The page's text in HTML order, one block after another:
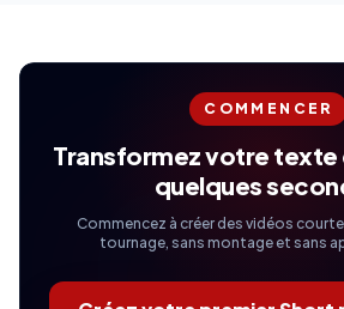
COMMENCER
Transformez votre texte
quelques
Commencez à créer des vidéos
tournage, sans montage et sans